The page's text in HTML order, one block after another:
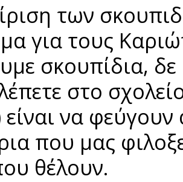
των
για τους
σκουπίδια, δε
στο
είναι να
που μας
θέλουν.